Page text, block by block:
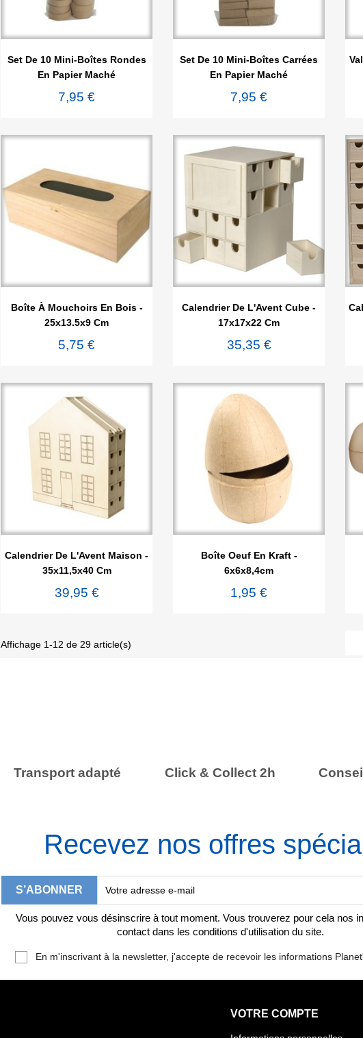
 Aperçu rapide
Set De 10 Mini-Boîtes Rondes
En Papier Maché
7,95 €
 Aperçu rapide
Set De 10 Mini-Boîtes Carrées
En Papier Maché
7,95 €

Boîte À Mouchoirs En Bois -
25x13.5x9 Cm
5,75 €

Calendrier De L'Avent Cube -
17x17x22 Cm
35,35 €

Calendrier De L'Avent Maison -
35x11,5x40 Cm
39,95 €

Boîte Oeuf En Kraft -
6x6x8,4cm
1,95 €
Affichage 1-12 de 29 article(s)
Transport adapté Click & Collect 2h
Recevez nos offres
Vous pouvez vous désinscrire à tout moment. Vous trouverez pour cela nos
contact dans les conditions d'utilisation du site.
En m'inscrivant à la newsletter, j'accepte de recevoir les informations
VOTRE COMPTE